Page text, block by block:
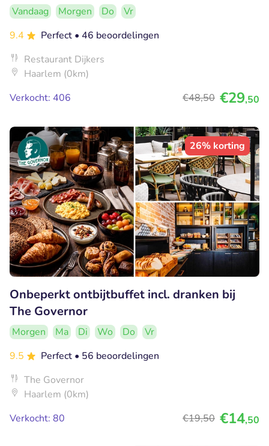
Vandaag Morgen Do
Vr
9.4
Perfect • 46 beoordelingen
Restaurant Dijkers
Haarlem (0km)
Verkocht: 406
€48,50 €29,50
26% korting
Onbeperkt ontbijtbuffet incl. dranken bij
The Governor
Morgen Ma Di Wo Do
Vr
9.5
Perfect • 56 beoordelingen
The Governor
Haarlem (0km)
Verkocht: 80
€19,50 €14,50